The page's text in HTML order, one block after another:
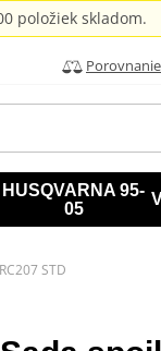
položiek skladom.
Porovnanie
HUSQVARNA 95-
05
STD